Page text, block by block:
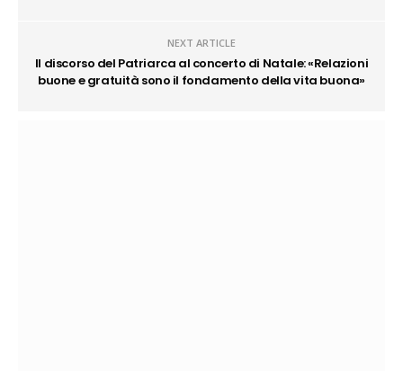
NEXT ARTICLE
Il discorso del Patriarca al concerto di Natale: «Relazioni
buone e gratuità sono il fondamento della vita buona»